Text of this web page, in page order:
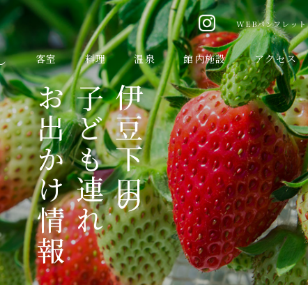
WEBパンフレット
客室 料理 温泉 館内施設 アクセス
伊豆下田の
子ども連れ
お出かけ情報